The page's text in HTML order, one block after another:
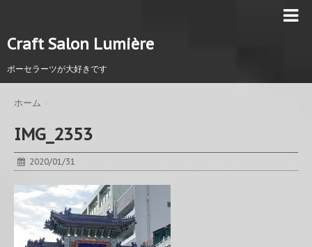
Craft Salon Lumière
ポーセラーツが大好きです
ホーム
IMG_2353
2020/01/31